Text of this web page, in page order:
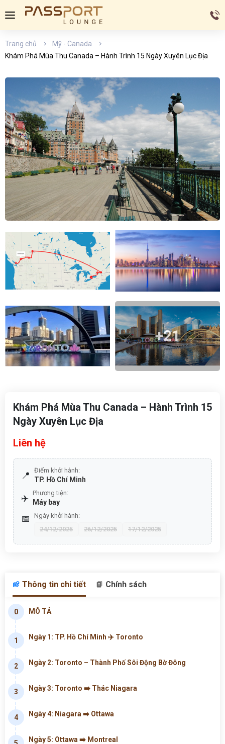
Trang chủ
Mỹ - Canada
Khám Phá Mùa Thu Canada – Hành Trình 15 Ngày Xuyên Lục Địa
+21
Khám Phá Mùa Thu Canada – Hành Trình 15
Ngày Xuyên Lục Địa
Liên hệ
📍 Điểm khởi hành:
TP. Hồ Chí Minh
✈️ Phương tiện:
Máy bay
📅
Ngày khởi hành:
24/12/2025
26/12/2025 17/12/2025
Thông tin chi tiết Chính sách
0 MÔ TẢ
1 Ngày 1: TP. Hồ Chí Minh ✈️ Toronto
2 Ngày 2: Toronto – Thành Phố Sôi Động Bờ Đông
3 Ngày 3: Toronto ➡️ Thác Niagara
4 Ngày 4: Niagara ➡️ Ottawa
Ngày 5: Ottawa ➡️ Montreal